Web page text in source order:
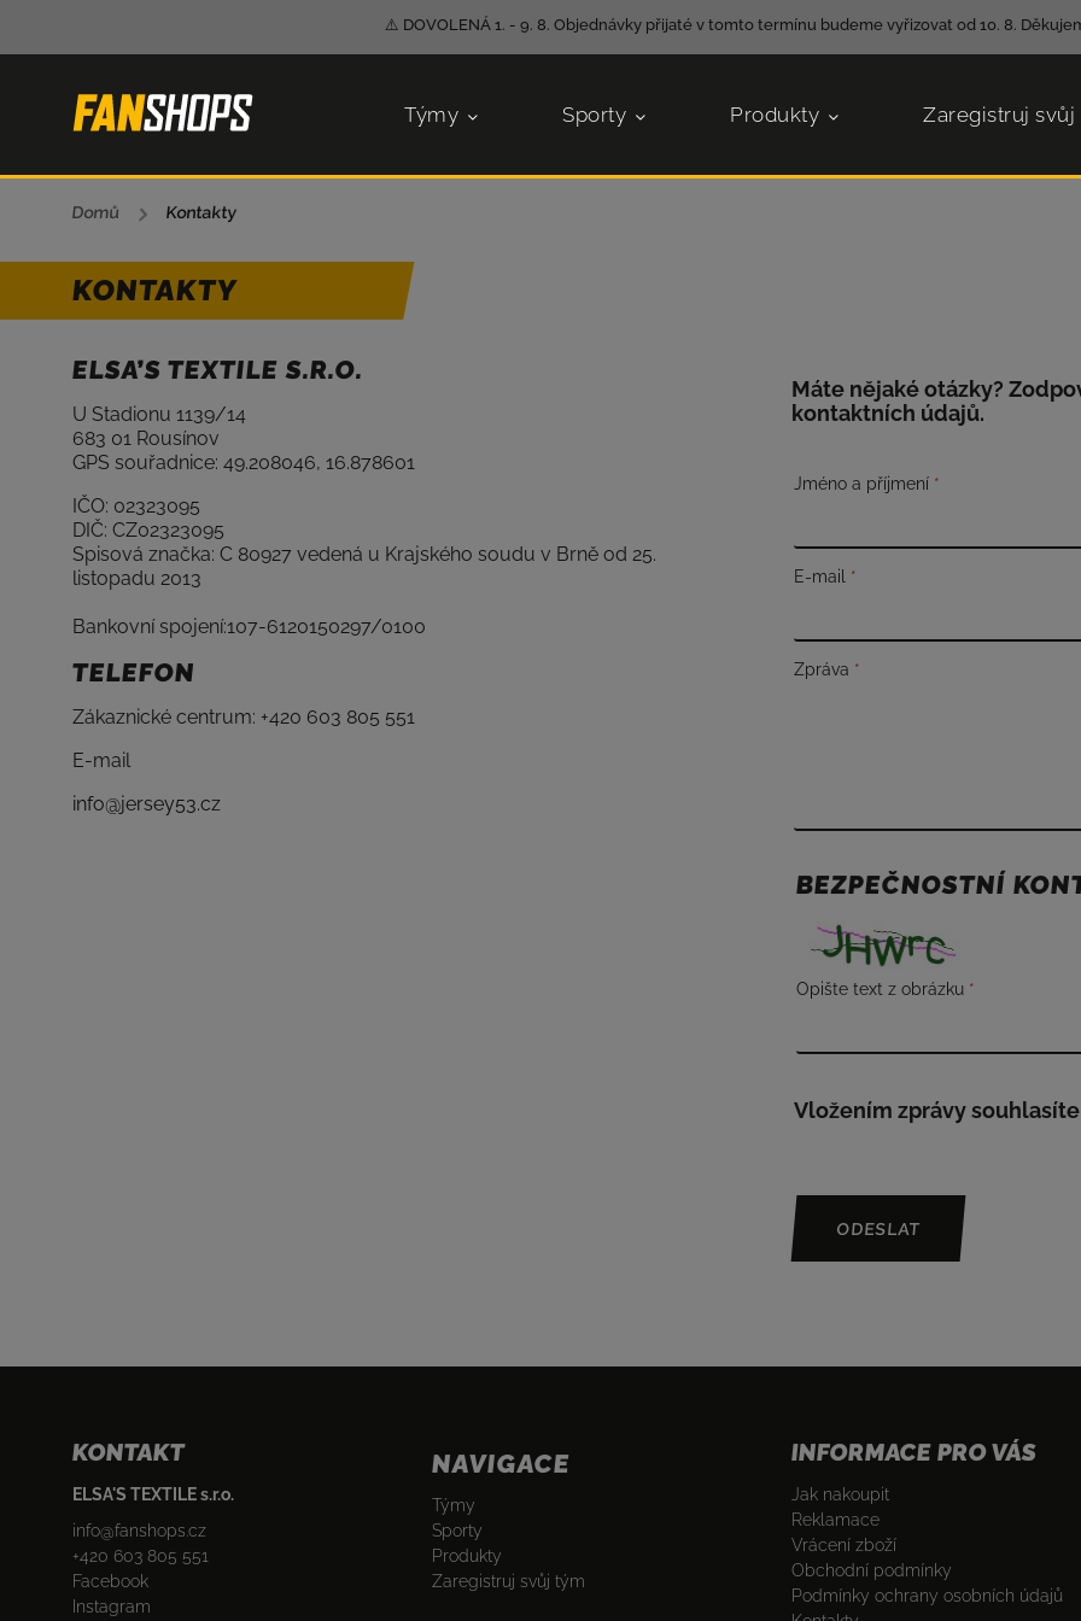
⚠️ DOVOLENÁ 1. - 9. 8. Objednávky přijaté v tomto termínu budeme vyřizovat od 10. 8.
Týmy Sporty Produkty Zaregistruj svůj
Domů / Kontakty
KONTAKTY
ELSA’S TEXTILE S.R.O.
U Stadionu 1139/14
683 01 Rousínov
GPS souřadnice: 49.208046, 16.878601
IČO: 02323095
DIČ: CZ02323095
Spisová značka: C 80927 vedená u Krajského soudu v Brně od 25.
listopadu 2013
Bankovní spojení:107-6120150297/0100
TELEFON
Zákaznické centrum: +420 603 805 551
E-mail
info@jersey53.cz
Máte nějaké otázky?
kontaktních údajů.
Jméno a příjmení
E-mail
Zpráva
BEZPEČNOSTNÍ
Opište text z obrázku
Vložením zprávy
ODESLAT
KONTAKT
ELSA'S TEXTILE s.r.o.
info@fanshops.cz
+420 603 805 551
Facebook
Instagram
NAVIGACE
Týmy
Sporty
Produkty
Zaregistruj svůj tým
INFORMACE PRO VÁS
Jak nakoupit
Reklamace
Vrácení zboží
Obchodní podmínky
Podmínky ochrany osobních údajů